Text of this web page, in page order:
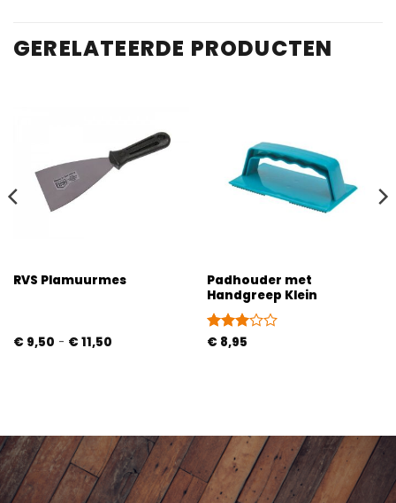
GERELATEERDE PRODUCTEN
RVS Plamuurmes
€ 9,50 - € 11,50Prijsklasse:
Padhouder met
Handgreep Klein
Gewaardeerd
€ 8,95